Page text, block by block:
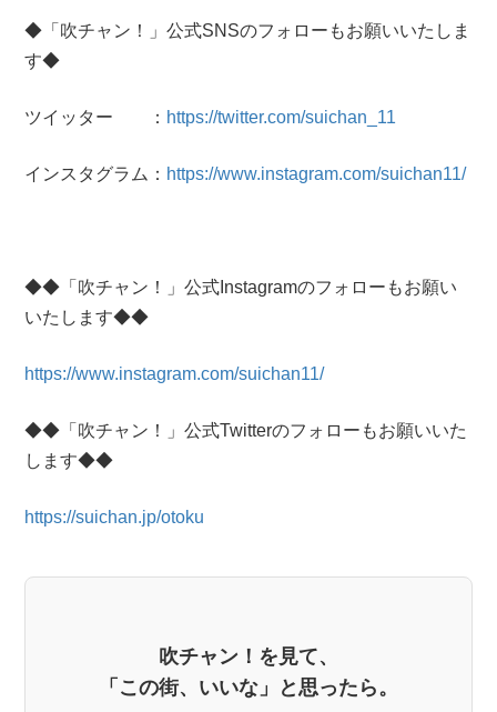
◆「吹チャン！」公式SNSのフォローもお願いいたしま
す◆
ツイッター ： https://twitter.com/suichan_11
インスタグラム： https://www.instagram.com/suichan11/
◆◆「吹チャン！」公式Instagramのフォローもお願い
いたします◆◆
https://www.instagram.com/suichan11/
◆◆「吹チャン！」公式Twitterのフォローもお願いいた
します◆◆
https://suichan.jp/otoku
吹チャン！を見て、
「この街、いいな」と思ったら。